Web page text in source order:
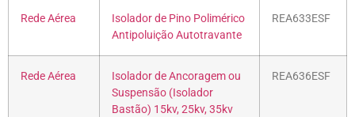
Rede Aérea
Isolador de Pino Polimérico
Antipoluição Autotravante
REA633ESF
Rede Aérea
Isolador de Ancoragem ou
Suspensão (Isolador
Bastão) 15kv, 25kv, 35kv
REA636ESF